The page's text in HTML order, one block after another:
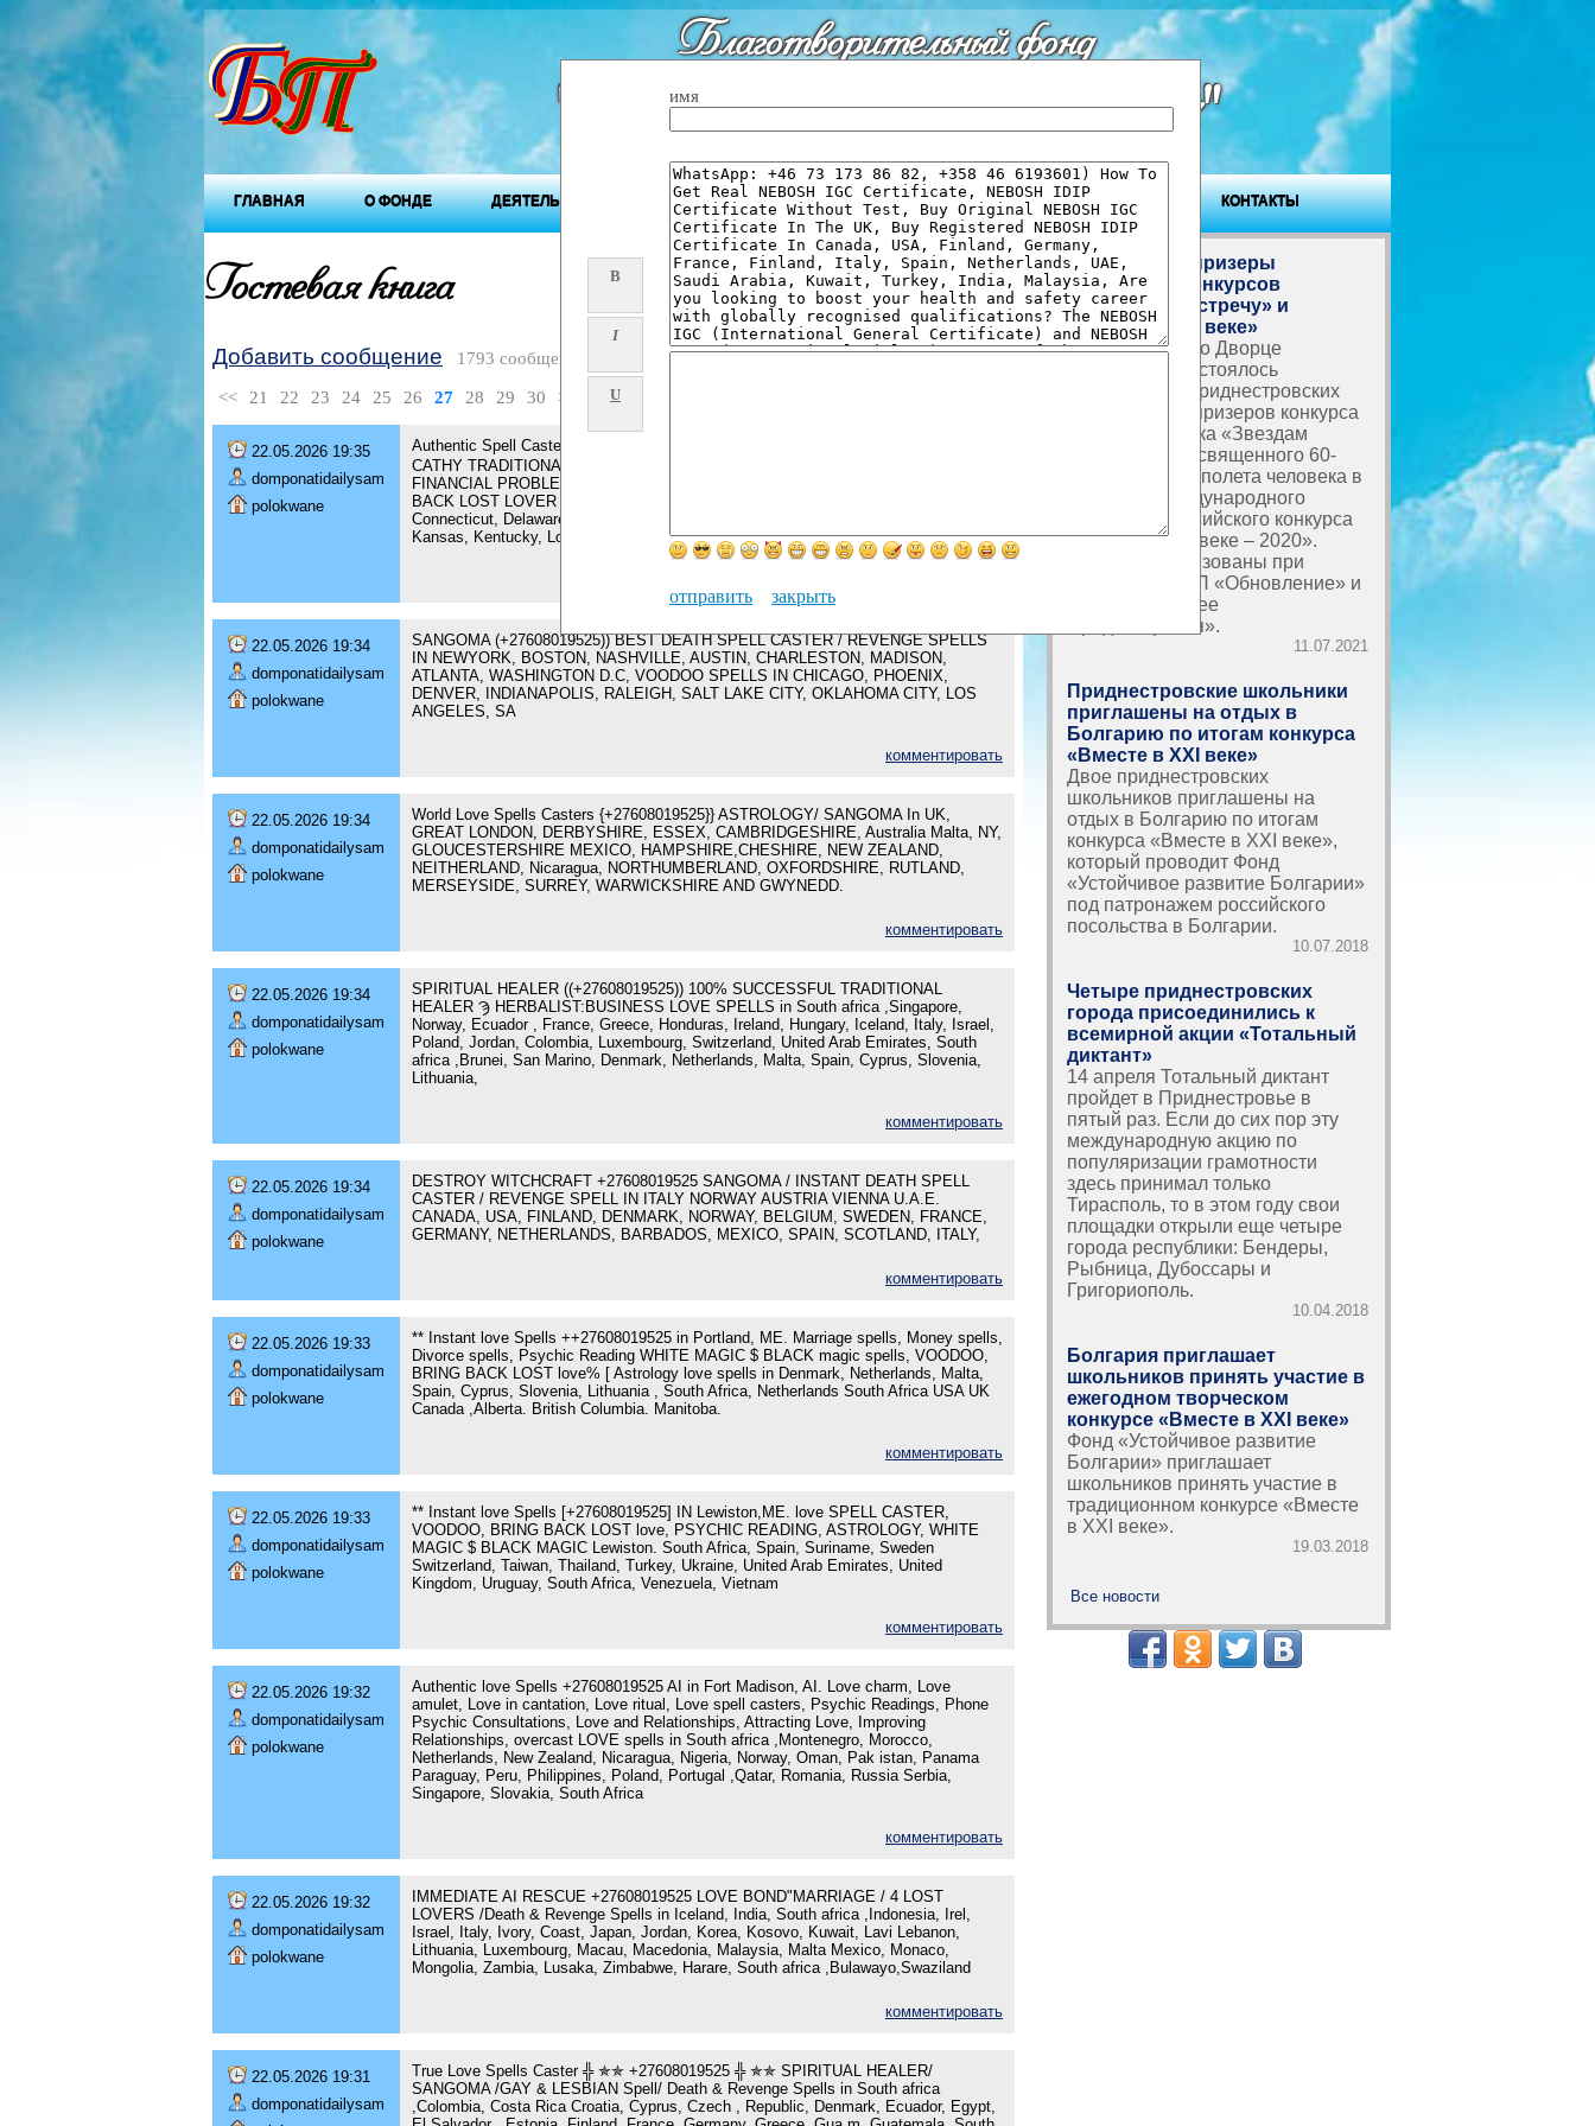
Благотворительный фонд
"Будущее Приднестровья"
ГЛАВНАЯ О ФОНДЕ ДЕЯТЕЛЬНОСТЬ ФОНДА ПРИДНЕСТРОВЬЕ ПРЕСС-ЦЕНТР ГОСТЕВАЯ КОНТАКТЫ
Гостевая книга B
I
U
имя
отправить закрыть
Добавить сообщение 1793 сообщений
<< 21 22 23 24 25 26 27 28 29 30 >>
22.05.2026 19:35
domponatidailysam
polokwane
Authentic Spell Caster ග(⓿*+27608019525* (⓿_ග SANGOMA IN AMERICA MAMA
CATHY TRADITIONAL HEALER $ SPIRITUAL HEALER % ASTROLOGY @
FINANCIAL PROBLEMS # COURT CASES & FAILED MARRIAGE < BRINGING
BACK LOST LOVER IN Alabama, Alaska, Arizona, Arkansas, California, Colorado,
Connecticut, Delaware, Florida, Georgia, Hawaii, Idaho, Illinois, Indiana, Iowa,
Kansas, Kentucky, Louisiana, Maine, Maryland, Massachusetts,
22.05.2026 19:34
domponatidailysam
polokwane
SANGOMA (+27608019525)) BEST DEATH SPELL CASTER / REVENGE SPELLS
IN NEWYORK, BOSTON, NASHVILLE, AUSTIN, CHARLESTON, MADISON,
ATLANTA, WASHINGTON D.C, VOODOO SPELLS IN CHICAGO, PHOENIX,
DENVER, INDIANAPOLIS, RALEIGH, SALT LAKE CITY, OKLAHOMA CITY, LOS
ANGELES, SA
комментировать
22.05.2026 19:34
domponatidailysam
polokwane
World Love Spells Casters {+27608019525}} ASTROLOGY/ SANGOMA In UK,
GREAT LONDON, DERBYSHIRE, ESSEX, CAMBRIDGESHIRE, Australia Malta, NY,
GLOUCESTERSHIRE MEXICO, HAMPSHIRE,CHESHIRE, NEW ZEALAND,
NEITHERLAND, Nicaragua, NORTHUMBERLAND, OXFORDSHIRE, RUTLAND,
MERSEYSIDE, SURREY, WARWICKSHIRE AND GWYNEDD.
комментировать
22.05.2026 19:34
domponatidailysam
polokwane
SPIRITUAL HEALER ((+27608019525)) 100% SUCCESSFUL TRADITIONAL
HEALER Ϡ HERBALIST:BUSINESS LOVE SPELLS in South africa ,Singapore,
Norway, Ecuador , France, Greece, Honduras, Ireland, Hungary, Iceland, Italy, Israel,
Poland, Jordan, Colombia, Luxembourg, Switzerland, United Arab Emirates, South
africa ,Brunei, San Marino, Denmark, Netherlands, Malta, Spain, Cyprus, Slovenia,
Lithuania,
комментировать
22.05.2026 19:34
domponatidailysam
polokwane
DESTROY WITCHCRAFT +27608019525 SANGOMA / INSTANT DEATH SPELL
CASTER / REVENGE SPELL IN ITALY NORWAY AUSTRIA VIENNA U.A.E.
CANADA, USA, FINLAND, DENMARK, NORWAY, BELGIUM, SWEDEN, FRANCE,
GERMANY, NETHERLANDS, BARBADOS, MEXICO, SPAIN, SCOTLAND, ITALY,
комментировать
22.05.2026 19:33
domponatidailysam
polokwane
** Instant love Spells ++27608019525 in Portland, ME. Marriage spells, Money spells,
Divorce spells, Psychic Reading WHITE MAGIC $ BLACK magic spells, VOODOO,
BRING BACK LOST love% [ Astrology love spells in Denmark, Netherlands, Malta,
Spain, Cyprus, Slovenia, Lithuania , South Africa, Netherlands South Africa USA UK
Canada ,Alberta. British Columbia. Manitoba.
комментировать
22.05.2026 19:33
domponatidailysam
polokwane
** Instant love Spells [+27608019525] IN Lewiston,ME. love SPELL CASTER,
VOODOO, BRING BACK LOST love, PSYCHIC READING, ASTROLOGY, WHITE
MAGIC $ BLACK MAGIC Lewiston. South Africa, Spain, Suriname, Sweden
Switzerland, Taiwan, Thailand, Turkey, Ukraine, United Arab Emirates, United
Kingdom, Uruguay, South Africa, Venezuela, Vietnam
комментировать
22.05.2026 19:32
domponatidailysam
polokwane
Authentic love Spells +27608019525 AI in Fort Madison, AI. Love charm, Love
amulet, Love in cantation, Love ritual, Love spell casters, Psychic Readings, Phone
Psychic Consultations, Love and Relationships, Attracting Love, Improving
Relationships, overcast LOVE spells in South africa ,Montenegro, Morocco,
Netherlands, New Zealand, Nicaragua, Nigeria, Norway, Oman, Pak istan, Panama
Paraguay, Peru, Philippines, Poland, Portugal ,Qatar, Romania, Russia Serbia,
Singapore, Slovakia, South Africa
комментировать
22.05.2026 19:32
domponatidailysam
polokwane
IMMEDIATE AI RESCUE +27608019525 LOVE BOND"MARRIAGE / 4 LOST
LOVERS /Death & Revenge Spells in Iceland, India, South africa ,Indonesia, Irel,
Israel, Italy, Ivory, Coast, Japan, Jordan, Korea, Kosovo, Kuwait, Lavi Lebanon,
Lithuania, Luxembourg, Macau, Macedonia, Malaysia, Malta Mexico, Monaco,
Mongolia, Zambia, Lusaka, Zimbabwe, Harare, South africa ,Bulawayo,Swaziland
комментировать
22.05.2026 19:31
domponatidailysam
True Love Spells Caster ╬ ✯✯ +27608019525 ╬ ✯✯ SPIRITUAL HEALER/
SANGOMA /GAY & LESBIAN Spell/ Death & Revenge Spells in South africa
,Colombia, Costa Rica Croatia, Cyprus, Czech , Republic, Denmark, Ecuador, Egypt,
Награждены призеры
творческих конкурсов
«Звездам навстречу» и
«Вместе в XXI веке»
В Тирасполе, во Дворце
Республики, состоялось
награждение приднестровских
школьников – призеров конкурса
детского рисунка «Звездам
навстречу», посвященного 60-
летию первого полета человека в
космос, и Международного
болгарско-российского конкурса
«Вместе в XXI веке – 2020».
Проекты реализованы при
поддержке РПП «Обновление» и
фонда «Будущее
Приднестровья».
11.07.2021
Приднестровские школьники
приглашены на отдых в
Болгарию по итогам конкурса
«Вместе в XXI веке»
Двое приднестровских
школьников приглашены на
отдых в Болгарию по итогам
конкурса «Вместе в XXI веке»,
который проводит Фонд
«Устойчивое развитие Болгарии»
под патронажем российского
посольства в Болгарии.
10.07.2018
Четыре приднестровских
города присоединились к
всемирной акции «Тотальный
диктант»
14 апреля Тотальный диктант
пройдет в Приднестровье в
пятый раз. Если до сих пор эту
международную акцию по
популяризации грамотности
здесь принимал только
Тирасполь, то в этом году свои
площадки открыли еще четыре
города республики: Бендеры,
Рыбница, Дубоссары и
Григориополь.
10.04.2018
Болгария приглашает
школьников принять участие в
ежегодном творческом
конкурсе «Вместе в ХХІ веке»
Фонд «Устойчивое развитие
Болгарии» приглашает
школьников принять участие в
традиционном конкурсе «Вместе
в ХХІ веке».
19.03.2018
Все новости